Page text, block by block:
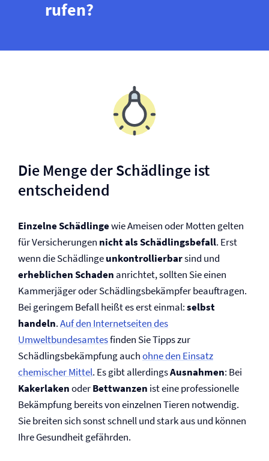
rufen?
Die Menge der Schädlinge ist
entscheidend
Einzelne Schädlingewie Ameisen oder Motten gelten
für Versicherungen nicht als Schädlingsbefall. Erst
wenn die Schädlingeunkontrollierbarsind und
erheblichen Schaden anrichtet, sollten Sie einen
Kammerjäger oder Schädlingsbekämpfer beauftragen.
Bei geringem Befall heißt es erst einmal:selbst
handeln.Auf den Internetseiten des
Umweltbundesamtesfinden Sie Tipps zur
Schädlingsbekämpfung auchohne den Einsatz
chemischer Mittel. Es gibt allerdingsAusnahmen: Bei
KakerlakenoderBettwanzen ist eine professionelle
Bekämpfung bereits von einzelnen Tieren notwendig.
Sie breiten sich sonst schnell und stark aus und können
Ihre Gesundheit gefährden.